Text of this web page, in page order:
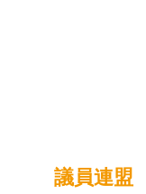
議員連盟